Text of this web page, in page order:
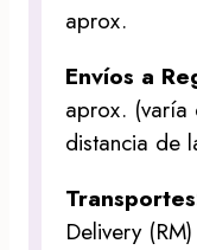
aprox.
Envíos a
aprox.
distancia de
Delivery